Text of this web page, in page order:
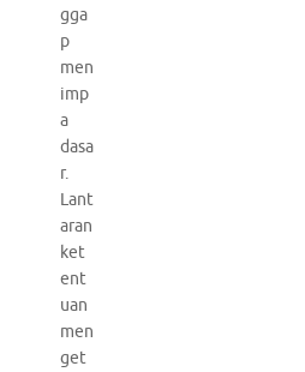
gga
p
men
imp
a
dasa
r.
Lant
aran
ket
ent
uan
men
get